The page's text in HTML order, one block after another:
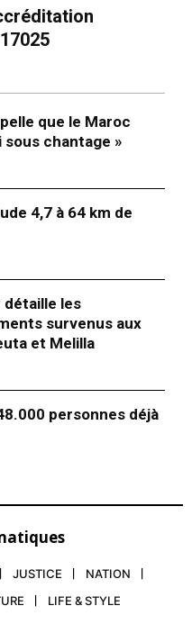
Hammouchi aux
que le Maroc
sous chantage »
4,7 à 64 km de
détaille les
survenus aux
et Melilla
personnes déjà
JUSTICE
NATION
LIFE & STYLE